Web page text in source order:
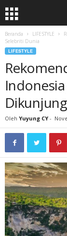
Beranda LIFESTYLE
Selebriti Dunia
LIFESTYLE
Oleh Yuyung CY -